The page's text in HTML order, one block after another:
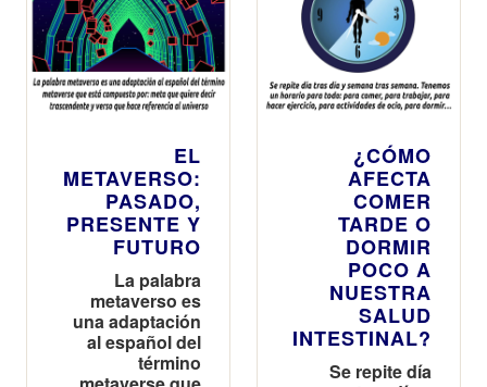
EL
METAVERSO:
PASADO,
PRESENTE Y
FUTURO
La palabra
metaverso es
una adaptación
al español del
término
¿CÓMO
AFECTA
COMER
TARDE O
DORMIR
POCO A
NUESTRA
SALUD
INTESTINAL?
Se repite día